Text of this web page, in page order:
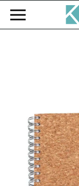
Zum Hauptinhalt